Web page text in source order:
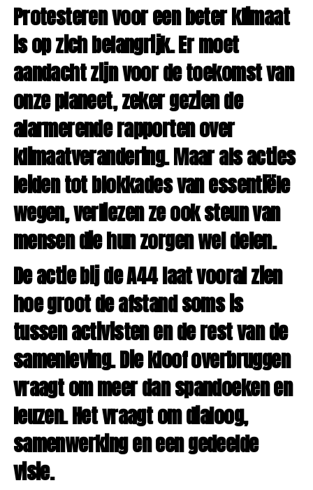
Protesteren voor een beter klimaat
is op zich belangrijk. Er moet
aandacht zijn voor de toekomst van
onze planeet, zeker gezien de
alarmerende rapporten over
klimaatverandering. Maar als acties
leiden tot blokkades van essentiële
wegen, verliezen ze ook steun van
mensen die hun zorgen wel delen.
De actie bij de A44 laat vooral zien
hoe groot de afstand soms is
tussen activisten en de rest van de
samenleving. Die kloof overbruggen
vraagt om meer dan spandoeken en
leuzen. Het vraagt om dialoog,
samenwerking en een gedeelde
visie.